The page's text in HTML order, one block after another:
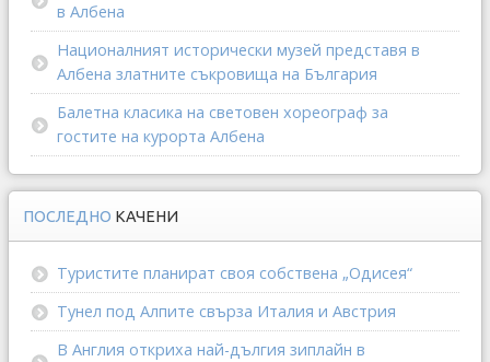
в Албена
Националният исторически музей представя в
Албена златните съкровища на България
Балетна класика на световен хореограф за
гостите на курорта Албена
ПОСЛЕДНО КАЧЕНИ
Туристите планират своя собствена „Одисея“
Тунел под Алпите свърза Италия и Австрия
В Англия откриха най-дългия зиплайн в